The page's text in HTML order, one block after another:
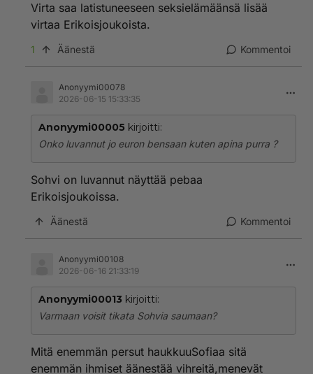
Virta saa latistuneeseen seksielämäänsä lisää
virtaa Erikoisjoukoista.
1 Äänestä Kommentoi
Anonyymi00078
2026-06-15 15:33:35
Anonyymi00005 kirjoitti:
Onko luvannut jo euron bensaan kuten apina purra ?
Sohvi on luvannut näyttää pebaa
Erikoisjoukoissa.
Äänestä Kommentoi
Anonyymi00108
2026-06-16 21:33:19
Anonyymi00013 kirjoitti:
Varmaan voisit tikata Sohvia saumaan?
Mitä enemmän persut haukkuuSofiaa sitä
enemmän ihmiset äänestää vihreitä,menevät